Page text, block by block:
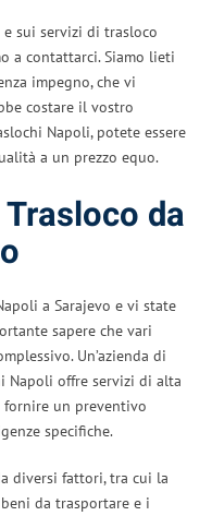
sui servizi di trasloco
a contattarci. Siamo lieti
impegno, che vi
costare il vostro
Napoli, potete essere
a un prezzo equo.
da
a Sarajevo e vi state
sapere che vari
Un’azienda di
Napoli offre servizi di alta
un preventivo
specifiche.
diversi fattori, tra cui la
da trasportare e i